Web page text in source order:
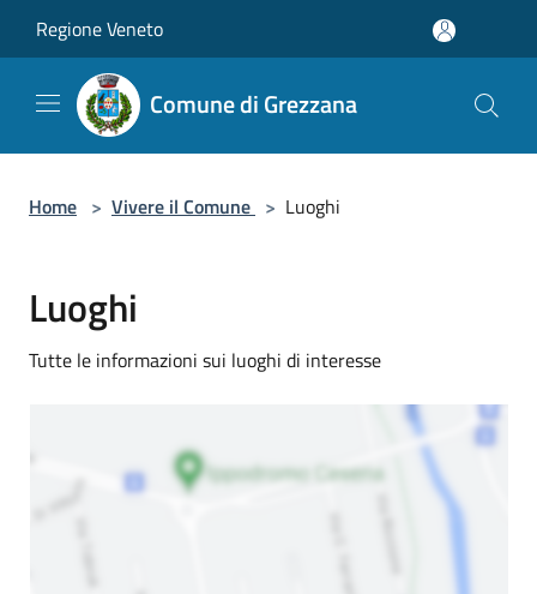
Regione Veneto
Comune di Grezzana
Home > Vivere il Comune > Luoghi
Luoghi
Tutte le informazioni sui luoghi di interesse